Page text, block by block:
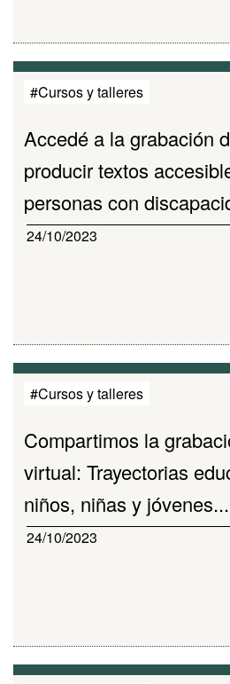
#Cursos y talleres
Accedé a la grabación
producir textos
personas con
24/10/2023
#Cursos y talleres
Compartimos la
virtual: Trayectorias
niños, niñas y jóvenes...
24/10/2023